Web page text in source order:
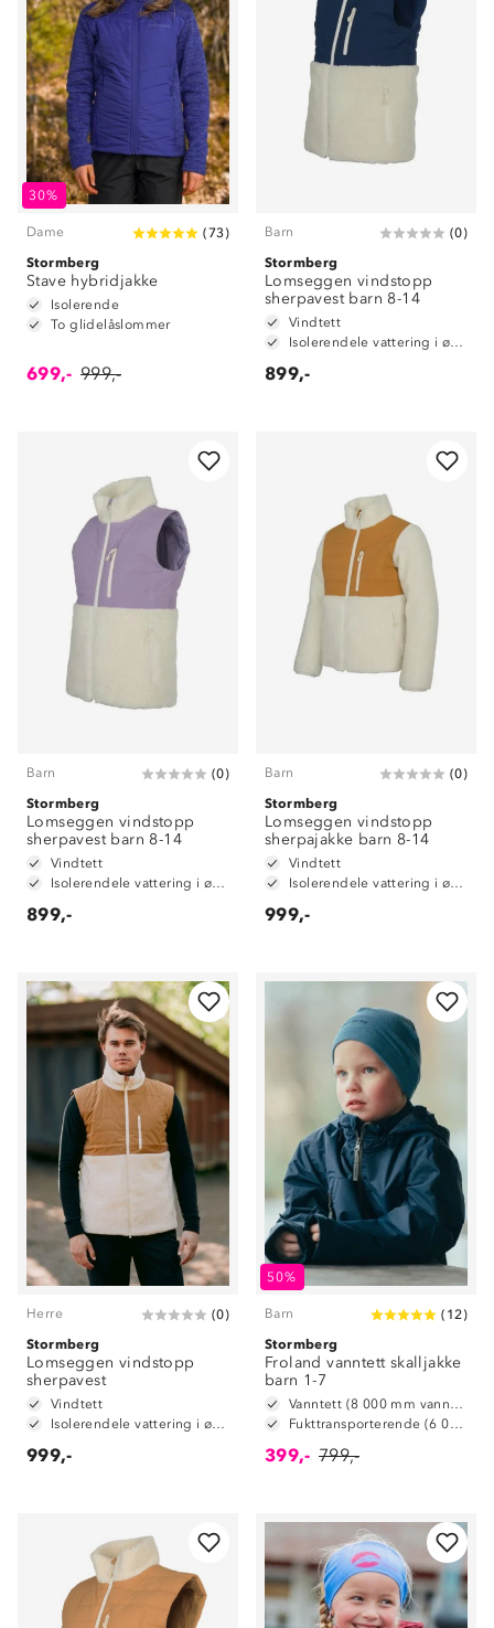
30%
Dame (73)
Stormberg
Stave hybridjakke
Isolerende
To glidelåslommer
699,- 999,-
Barn (0)
Stormberg
Lomseggen vindstopp
sherpavest barn 8-14
Vindtett
Isolerendele vattering i øvre del
899,-
Barn (0)
Stormberg
Lomseggen vindstopp
sherpavest barn 8-14
Vindtett
Isolerendele vattering i øvre del
899,-
Barn (0)
Stormberg
Lomseggen vindstopp
sherpajakke barn 8-14
Vindtett
Isolerendele vattering i øvre del
999,-
Herre (0)
Stormberg
Lomseggen vindstopp
sherpavest
Vindtett
Isolerendele vattering i øvre del
999,-
50%
Barn ( 12)
Stormberg
Froland vanntett skalljakke
barn 1-7
Vanntett (8 000 mm vannsøyle)
Fukttransporterende (6 000 g/m2/24t)
399,- 799,-